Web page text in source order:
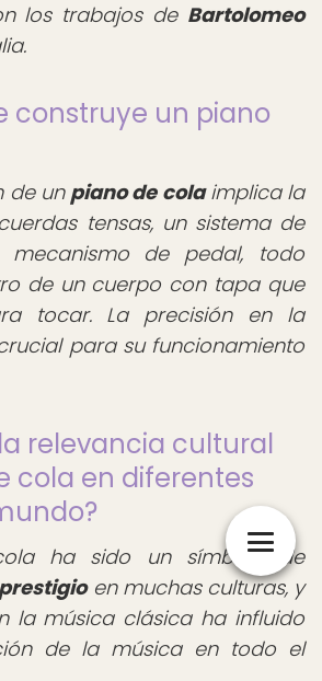
los trabajos de Bartolomeo
construye un piano
de un piano de colaimplica la
tensas, un sistema de
de pedal, todo
de un cuerpo con tapa que
tocar. La precisión en la
para su funcionamiento
relevancia cultural
cola en diferentes
ha sido un símbolo de
prestigioen muchas culturas, y
la música clásica ha influido
de la música en todo el